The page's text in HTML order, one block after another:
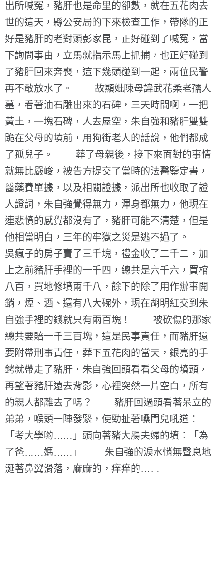
出所喊冤，豬肝也是命里的卻數，就在五花肉去
世的這天，縣公安局的下來檢查工作，帶隊的正
好是豬肝的老對頭彭家昆，正好碰到了喊冤，當
下詢問事由，立馬就指示馬上抓捕，也正好碰到
了豬肝回來奔喪，這下幾頭碰到一起，兩位民警
再不敢放水了。 故顯妣陳母諱武花柔老孺人
墓，看著油石雕出來的石碑，三天時間啊，一把
黃土，一塊石碑，人去屋空，朱自強和豬肝雙雙
跪在父母的墳前，用狗街老人的話說，他們都成
了孤兒子。 葬了母親後，接下來面對的事情
就無比嚴峻，被告方提交了當時的法醫鑒定書，
醫藥費單據，以及相關證據，派出所也收取了證
人證詞，朱自強覺得無力，渾身都無力，他現在
連悲憤的感覺都沒有了，豬肝可能不清楚，但是
他相當明白，三年的牢獄之災是逃不過了。
吳瘋子的房子賣了三千塊，禮金收了二千二，加
上之前豬肝手裡的一千四，總共是六千六，買棺
八百，買地修墳兩千八，餘下的除了用作辦事開
銷，煙、酒、還有八大碗外，現在胡明紅交到朱
自強手裡的錢就只有兩百塊！ 被砍傷的那家
總共要賠一千三百塊，這是民事責任，而豬肝還
要附帶刑事責任，葬下五花肉的當天，銀亮的手
銬就帶走了豬肝，朱自強回頭看看父母的墳頭，
再望著豬肝遠去背影，心裡突然一片空白，所有
的親人都離去了嗎？ 豬肝回過頭看著呆立的
弟弟，喉頭一陣發緊，使勁扯著嗓門兒吼道：
「考大學喲……」頭向著豬大腸夫婦的墳：「為
了爸……媽……」 朱自強的淚水悄無聲息地
涎著鼻翼滑落，麻麻的，痒痒的……